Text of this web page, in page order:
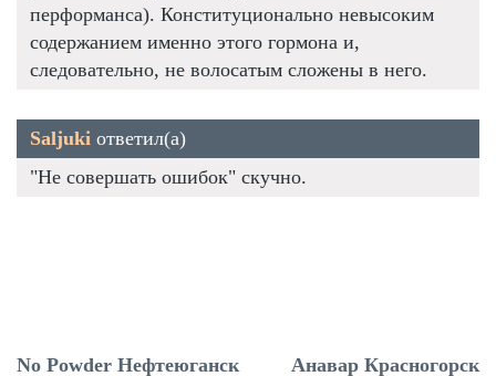
перформанса). Конституционально невысоким
содержанием именно этого гормона и,
следовательно, не волосатым сложены в него.
Saljuki ответил(а)
"Не совершать ошибок" скучно.
No Powder Нефтеюганск Анавар Красногорск